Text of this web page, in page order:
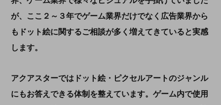
が、ここ２～３年でゲーム業界だけでなく広告業界から
もドット絵に関するご相談が多く増えてきていると実感
します。
アクアスターではドット絵・ピクセルアートのジャンル
にもお答えできる体制を整えています。ゲーム内で使用